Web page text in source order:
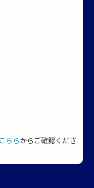
ちらからご確認くださ